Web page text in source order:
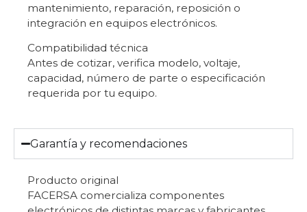
mantenimiento, reparación, reposición o
integración en equipos electrónicos.
Compatibilidad técnica
Antes de cotizar, verifica modelo, voltaje,
capacidad, número de parte o especificación
requerida por tu equipo.
Garantía y recomendaciones
Producto original
FACERSA comercializa componentes